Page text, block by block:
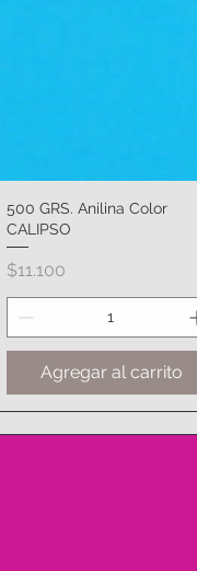
Vista rápida
500 GRS. Anilina Color
CALIPSO
Precio
$11.100
Agregar al carrito